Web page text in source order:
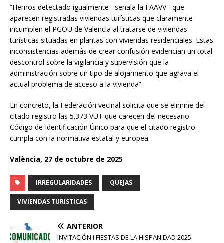
“Hemos detectado igualmente –señala la FAAVV– que
aparecen registradas viviendas turísticas que claramente
incumplen el PGOU de Valencia al tratarse de viviendas
turísticas situadas en plantas con viviendas residenciales. Estas
inconsistencias además de crear confusión evidencian un total
descontrol sobre la vigilancia y supervisión que la
administración sobre un tipo de alojamiento que agrava el
actual problema de acceso a la vivienda”.
En concreto, la Federación vecinal solicita que se elimine del
citado registro las 5.373 VUT que carecen del necesario
Código de Identificación Único para que el citado registro
cumpla con la normativa estatal y europea.
València, 27 de octubre de 2025
IRREGULARIDADES QUEJAS
VIVIENDAS TURISTICAS
ANTERIOR
INVITACIÓN I FIESTAS DE LA HISPANIDAD 2025